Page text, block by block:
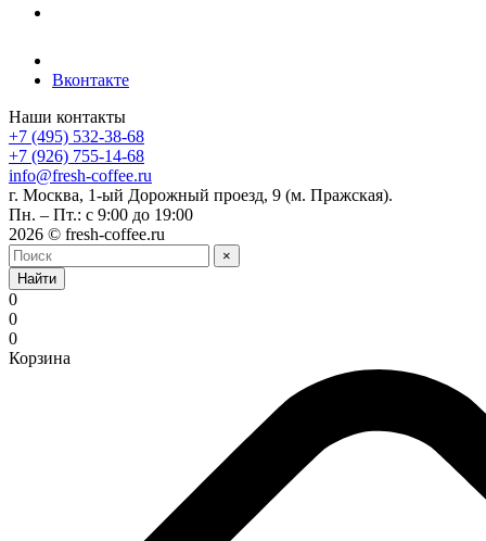
Вконтакте
Наши контакты
+7 (495) 532-38-68
+7 (926) 755-14-68
info@fresh-coffee.ru
г. Москва, 1-ый Дорожный проезд, 9 (м. Пражская).
Пн. – Пт.: с 9:00 до 19:00
2026 © fresh-coffee.ru
×
Найти
0
0
0
Корзина